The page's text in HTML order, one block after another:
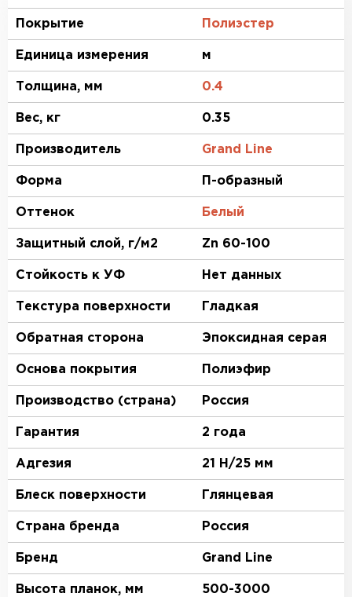
Покрытие Полиэстер
Единица измерения м
Толщина, мм 0.4
Вес, кг 0.35
Производитель Grand Line
Форма П-образный
Оттенок Белый
Защитный слой, г/м2 Zn 60-100
Стойкость к УФ Нет данных
Текстура поверхности Гладкая
Обратная сторона Эпоксидная серая
Основа покрытия Полиэфир
Производство (страна) Россия
Гарантия 2 года
Адгезия 21 Н/25 мм
Блеск поверхности Глянцевая
Страна бренда Россия
Бренд Grand Line
Высота планок, мм 500-3000